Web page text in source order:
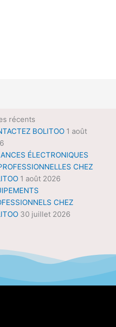
récents
BOLITOO 1 août
ÉLECTRONIQUES
CHEZ
1 août 2026
CHEZ
30 juillet 2026